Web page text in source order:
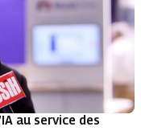
au service des